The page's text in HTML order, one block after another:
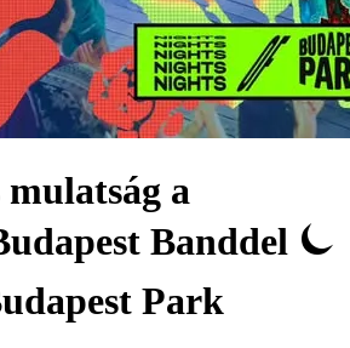
mulatság a
Banddel ⏾
Park